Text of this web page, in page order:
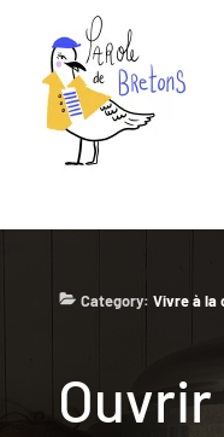
Skip to main content
Category: Vivre à la